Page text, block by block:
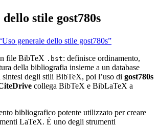
dello stile gost780s
generale dello stile gost780s”
file BibTeX .bst: definisce ordinamento,
della bibliografia insieme a un database
sintesi degli stili BibTeX, poi l’uso di gost780s
collega BibTeX e BibLaTeX a
bibliografico potente utilizzato per creare
LaTeX. È uno degli strumenti